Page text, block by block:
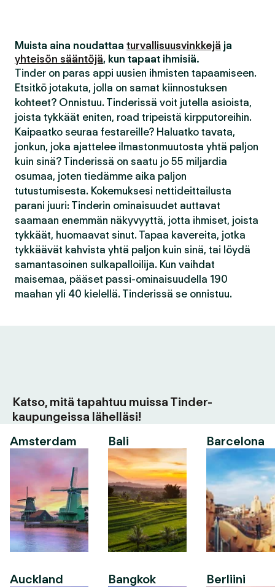
Muista aina noudattaa turvallisuusvinkkejä ja
yhteisön sääntöjä, kun tapaat ihmisiä.
Tinder on paras appi uusien ihmisten tapaamiseen.
Etsitkö jotakuta, jolla on samat kiinnostuksen
kohteet? Onnistuu. Tinderissä voit jutella asioista,
joista tykkäät eniten, road tripeistä kirpputoreihin.
Kaipaatko seuraa festareille? Haluatko tavata,
jonkun, joka ajattelee ilmastonmuutosta yhtä paljon
kuin sinä? Tinderissä on saatu jo 55 miljardia
osumaa, joten tiedämme aika paljon
tutustumisesta. Kokemuksesi nettideittailusta
parani juuri: Tinderin ominaisuudet auttavat
saamaan enemmän näkyvyyttä, jotta ihmiset, joista
tykkäät, huomaavat sinut. Tapaa kavereita, jotka
tykkäävät kahvista yhtä paljon kuin sinä, tai löydä
samantasoinen sulkapalloilija. Kun vaihdat
maisemaa, pääset passi-ominaisuudella 190
maahan yli 40 kielellä. Tinderissä se onnistuu.
Katso, mitä tapahtuu muissa Tinder-
kaupungeissa lähelläsi!
Amsterdam
Auckland
Bali
Bangkok
Barcelona
Berliini